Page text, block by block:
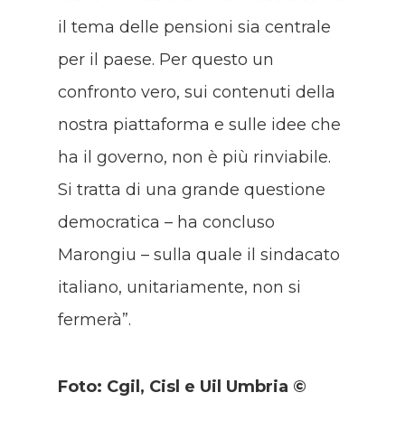
il tema delle pensioni sia centrale
per il paese. Per questo un
confronto vero, sui contenuti della
nostra piattaforma e sulle idee che
ha il governo, non è più rinviabile.
Si tratta di una grande questione
democratica – ha concluso
Marongiu – sulla quale il sindacato
italiano, unitariamente, non si
fermerà”.
Foto: Cgil, Cisl e Uil Umbria ©